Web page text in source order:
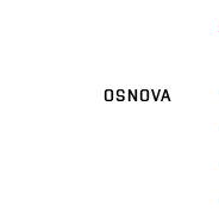
OSNOVA